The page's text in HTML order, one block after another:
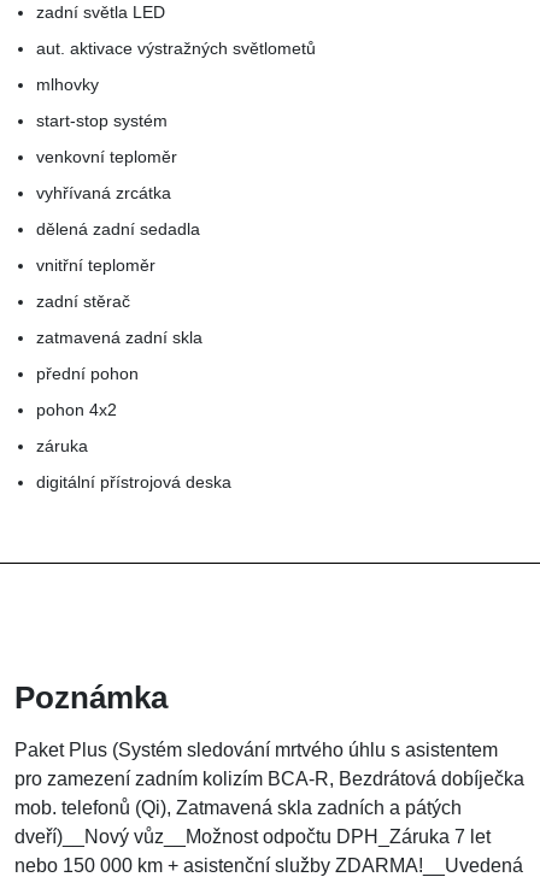
zadní světla LED
aut. aktivace výstražných světlometů
mlhovky
start-stop systém
venkovní teploměr
vyhřívaná zrcátka
dělená zadní sedadla
vnitřní teploměr
zadní stěrač
zatmavená zadní skla
přední pohon
pohon 4x2
záruka
digitální přístrojová deska
Poznámka
Paket Plus (Systém sledování mrtvého úhlu s asistentem
pro zamezení zadním kolizím BCA-R, Bezdrátová dobíječka
mob. telefonů (Qi), Zatmavená skla zadních a pátých
dveří)__Nový vůz__Možnost odpočtu DPH_Záruka 7 let
nebo 150 000 km + asistenční služby ZDARMA!__Uvedená